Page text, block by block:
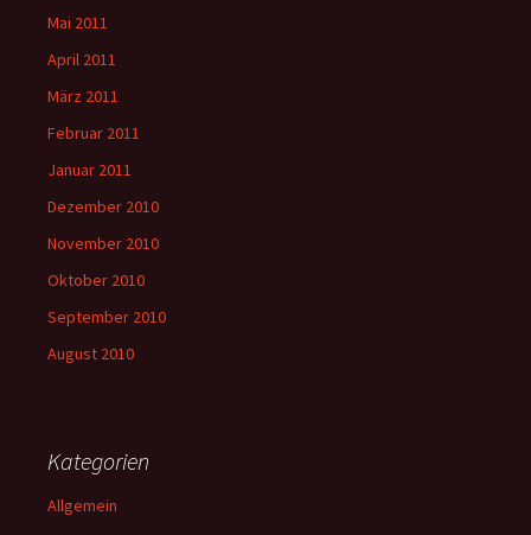
Mai 2011
April 2011
März 2011
Februar 2011
Januar 2011
Dezember 2010
November 2010
Oktober 2010
September 2010
August 2010
Kategorien
Allgemein